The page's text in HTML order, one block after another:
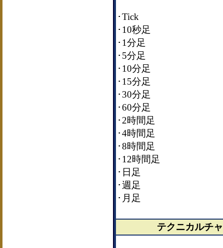
･Tick
･10秒足
･1分足
･5分足
･10分足
･15分足
･30分足
･60分足
･2時間足
･4時間足
･8時間足
･12時間足
･日足
･週足
･月足
テクニカルチ